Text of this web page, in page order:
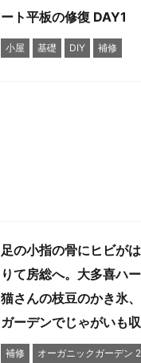
ート平板の修復 DAY1
小屋 基礎 DIY 補修
足の小指の骨にヒビが
りて房総へ。大多喜ハ
猫さんの枝豆のかき氷
ガーデンでじゃがいも
補修 オーガニックガーデン